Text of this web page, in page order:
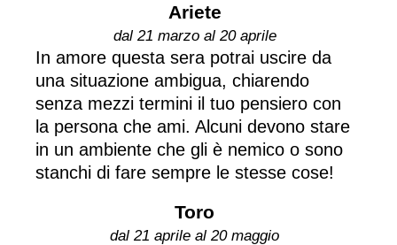
Ariete
dal 21 marzo al 20 aprile
In amore questa sera potrai uscire da
una situazione ambigua, chiarendo
senza mezzi termini il tuo pensiero con
la persona che ami. Alcuni devono stare
in un ambiente che gli è nemico o sono
stanchi di fare sempre le stesse cose!
Toro
dal 21 aprile al 20 maggio